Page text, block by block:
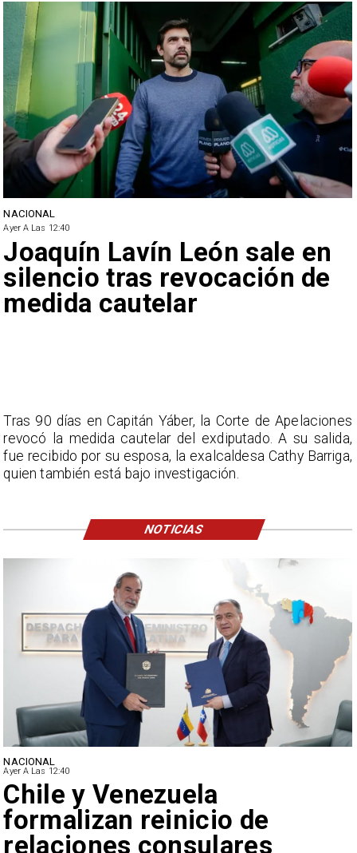
NACIONAL
Ayer A Las 12:40
Feriantes rechazan dichos
de Camila Flores sobre
Fabiola Campillai
NACIONAL
Ayer A Las 12:40
Joaquín Lavín León sale en
silencio tras revocación de
medida cautelar
Tras 90 días en Capitán Yáber, la Corte de Apelaciones
revocó la medida cautelar del exdiputado. A su salida,
fue recibido por su esposa, la exalcaldesa Cathy Barriga,
quien también está bajo investigación.
NOTICIAS